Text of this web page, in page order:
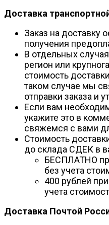
Доставка
Заказ на доставку
получения
В отдельных
регион или
стоимость
таком случае мы
отправки заказа и
Если вам
укажите это в
свяжемся с вами
Стоимость
до склада СДЕК в
БЕСПЛАТНО
без учета
400 рублей
учета
Доставка Почтой